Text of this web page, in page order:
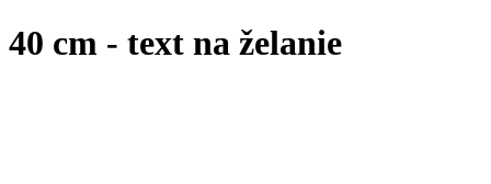
40 cm - text na želanie